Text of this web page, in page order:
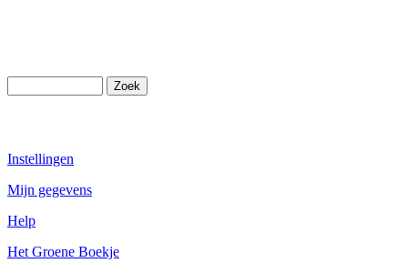
Instellingen
Mijn gegevens
Help
Het Groene Boekje